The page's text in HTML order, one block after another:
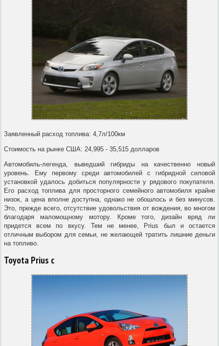
Заявленный расход топлива: 4,7л/100км
Стоимость на рынке США: 24,995 - 35,515 долларов
Автомобиль-легенда, выведший гибриды на качественно новый
уровень. Ему первому среди автомобилей с гибридной силовой
установкой удалось добиться популярности у рядового покупателя.
Его расход топлива для просторного семейного автомобиля крайне
низок, а цена вполне доступна, однако не обошлось и без минусов.
Это, прежде всего, отсутствие удовольствия от вождения, во многом
благодаря маломощному мотору. Кроме того, дизайн вряд ли
придется всем по вкусу. Тем не менее, Prius был и остается
отличным выбором для семьи, не желающей тратить лишние деньги
на топливо.
Toyota Prius c